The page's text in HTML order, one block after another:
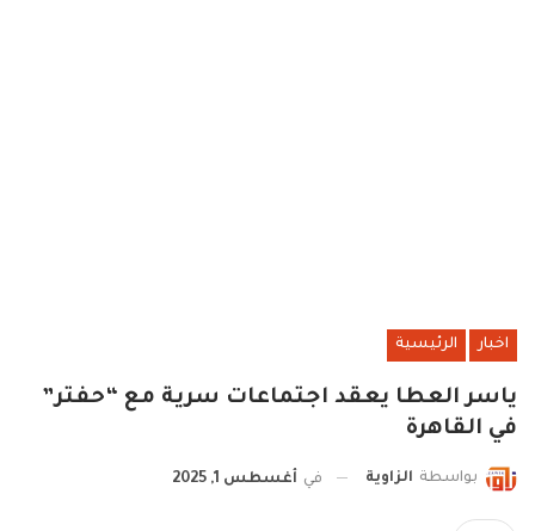
اخبار الرئيسية
ياسر العطا يعقد اجتماعات سرية مع “حفتر”
في القاهرة
بواسطة الزاوية في أغسطس 1, 2025